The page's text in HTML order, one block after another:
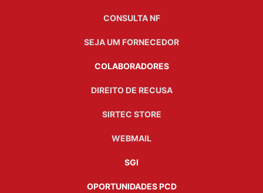
CONSULTA NF
SEJA UM FORNECEDOR
COLABORADORES
DIREITO DE RECUSA
SIRTEC STORE
WEBMAIL
SGI
OPORTUNIDADES PCD